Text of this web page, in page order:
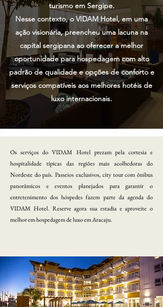
turismo em Sergipe.
Nesse contexto, o VIDAM Hotel, em uma
ação visionária, preencheu uma lacuna na
capital sergipana ao oferecer a melhor
oportunidade para hospedagem com alto
padrão de qualidade e opções de conforto e
serviços compatíveis aos melhores hotéis de
luxo internacionais.
Os serviços do VIDAM Hotel prezam pela cortesia e
hospitalidade típicas das regiões mais acolhedoras do
Nordeste do país. Passeios exclusivos, city tour com ônibus
panorâmicos e eventos planejados para garantir o
entretenimento dos hóspedes fazem parte da agenda do
VIDAM Hotel. Reserve agora sua estadia e aproveite o
melhor em hospedagem de luxo em Aracaju.